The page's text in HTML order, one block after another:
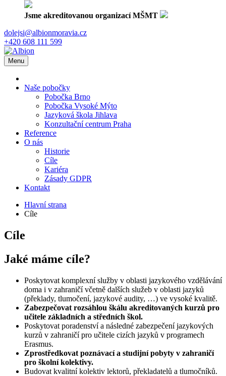
Jsme akreditovanou organizací MŠMT
dolejsi@albionmoravia.cz
+420 608 111 599
Menu
Naše pobočky
Pobočka Brno
Pobočka Vysoké Mýto
Jazyková škola Jihlava
Konzultační centrum Praha
Reference
O nás
Historie
Cíle
Kariéra
Zásady GDPR
Kontakt
Hlavní strana
Cíle
Cíle
Jaké máme cíle?
Poskytovat komplexní služby v oblasti jazykového vzdělávání
doma i v zahraničí včetně dalších služeb v oblasti jazyků
(překlady, tlumočení, jazykové audity, …) ve vysoké kvalitě.
Zabezpečovat rozsáhlou škálu akreditovaných kurzů pro
učitele základních a středních škol.
Poskytovat poradenství a následné zabezpečení jazykových
kurzů v zahraničí pro učitele cizích jazyků v programech
Erasmus.
Zprostředkovat poznávací a studijní pobyty v zahraničí
pro školní kolektivy.
Budovat kvalitní kolektiv lektorů, překladatelů a tlumočníků.